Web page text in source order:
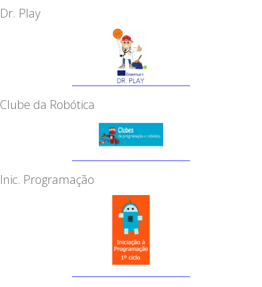
Dr. Play
Clube da Robótica
Inic. Programação